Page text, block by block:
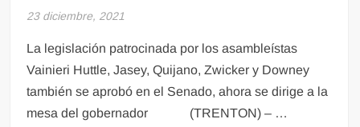
23 diciembre, 2021
La legislación patrocinada por los asambleístas
Vainieri Huttle, Jasey, Quijano, Zwicker y Downey
también se aprobó en el Senado, ahora se dirige a la
mesa del gobernador (TRENTON) – …